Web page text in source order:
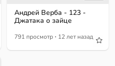
Андрей Верба - 123 -
Джатака о зайце
791 просмотр · 12 лет назад